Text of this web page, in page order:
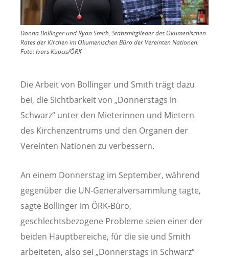
Donna Bollinger und Ryan Smith, Stabsmitglieder des Ökumenischen
Rates der Kirchen im Ökumenischen Büro der Vereinten Nationen.
Foto: Ivars Kupcis/ÖRK
Die Arbeit von Bollinger und Smith trägt dazu
bei, die Sichtbarkeit von „Donnerstags in
Schwarz“ unter den Mieterinnen und Mietern
des Kirchenzentrums und den Organen der
Vereinten Nationen zu verbessern.
An einem Donnerstag im September, während
gegenüber die UN-Generalversammlung tagte,
sagte Bollinger im ÖRK-Büro,
geschlechtsbezogene Probleme seien einer der
beiden Hauptbereiche, für die sie und Smith
arbeiteten, also sei „Donnerstags in Schwarz“